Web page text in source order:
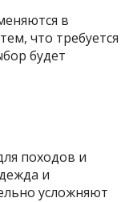
в
что требуется
будет
походов и
и
усложняют